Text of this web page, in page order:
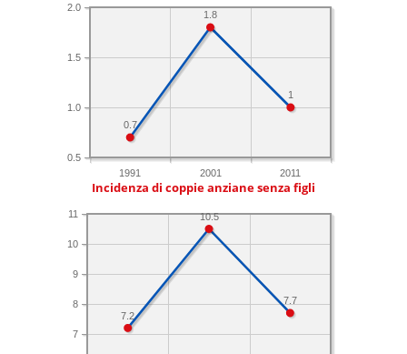
1991 2001 2011
0.5
1.0
1.5
2.0
1
1.8
0.7
Incidenza di coppie anziane senza figli
7
8
9
10
11
7.7
10.5
7.2